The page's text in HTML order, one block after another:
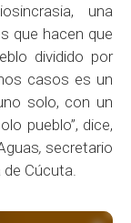
una
que hacen que
dividido por
casos es un
solo, con un
pueblo”, dice,
,secretario
Cúcuta.